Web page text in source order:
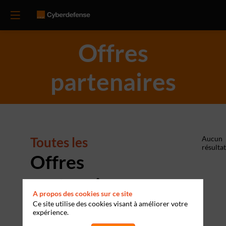
Offres
partenaires
Toutes les
Offres
partenaires
Aucun
résultat
A propos des cookies sur ce site
Ce site utilise des cookies visant à améliorer votre
expérience.